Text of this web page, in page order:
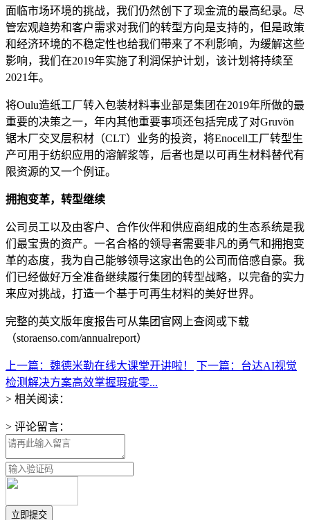
面临市场环境的挑战，我们仍然创下了现金流的最高纪录。尽
管宏观趋势和客户需求对我们的转型方向是支持的，但是政策
和经济环境的不稳定性也给我们带来了不利影响，为缓解这些
影响，我们在2019年实施了利润保护计划，该计划将持续至
2021年。
将Oulu造纸工厂转入包装材料事业部是集团在2019年所做的最
重要的决策之一，年内其他重要事项还包括完成了对Gruvön
锯木厂交叉层积材（CLT）业务的投资，将Enocell工厂转型生
产可用于纺织应用的溶解浆等，后者也是以可再生材料替代有
限资源的又一个例证。
拥抱变革，转型继续
公司员工以及由客户、合作伙伴和供应商组成的生态系统是我
们最宝贵的资产。一名合格的领导者需要非凡的勇气和拥抱变
革的态度，我为自己能够领导这家出色的公司而倍感自豪。我
们已经做好万全准备继续履行集团的转型战略，以完备的实力
来应对挑战，打造一个基于可再生材料的美好世界。
完整的英文版年度报告可从集团官网上查阅或下载
（storaenso.com/annualreport）
上一篇：魏德米勒在线大课堂开讲啦！
下一篇：台达AI视觉
检测解决方案高效掌握瑕疵零...
> 相关阅读：
> 评论留言：